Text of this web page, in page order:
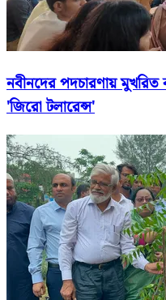
নবীনদের পদচারণায় মুখরিত
'জিরো টলারেন্স'